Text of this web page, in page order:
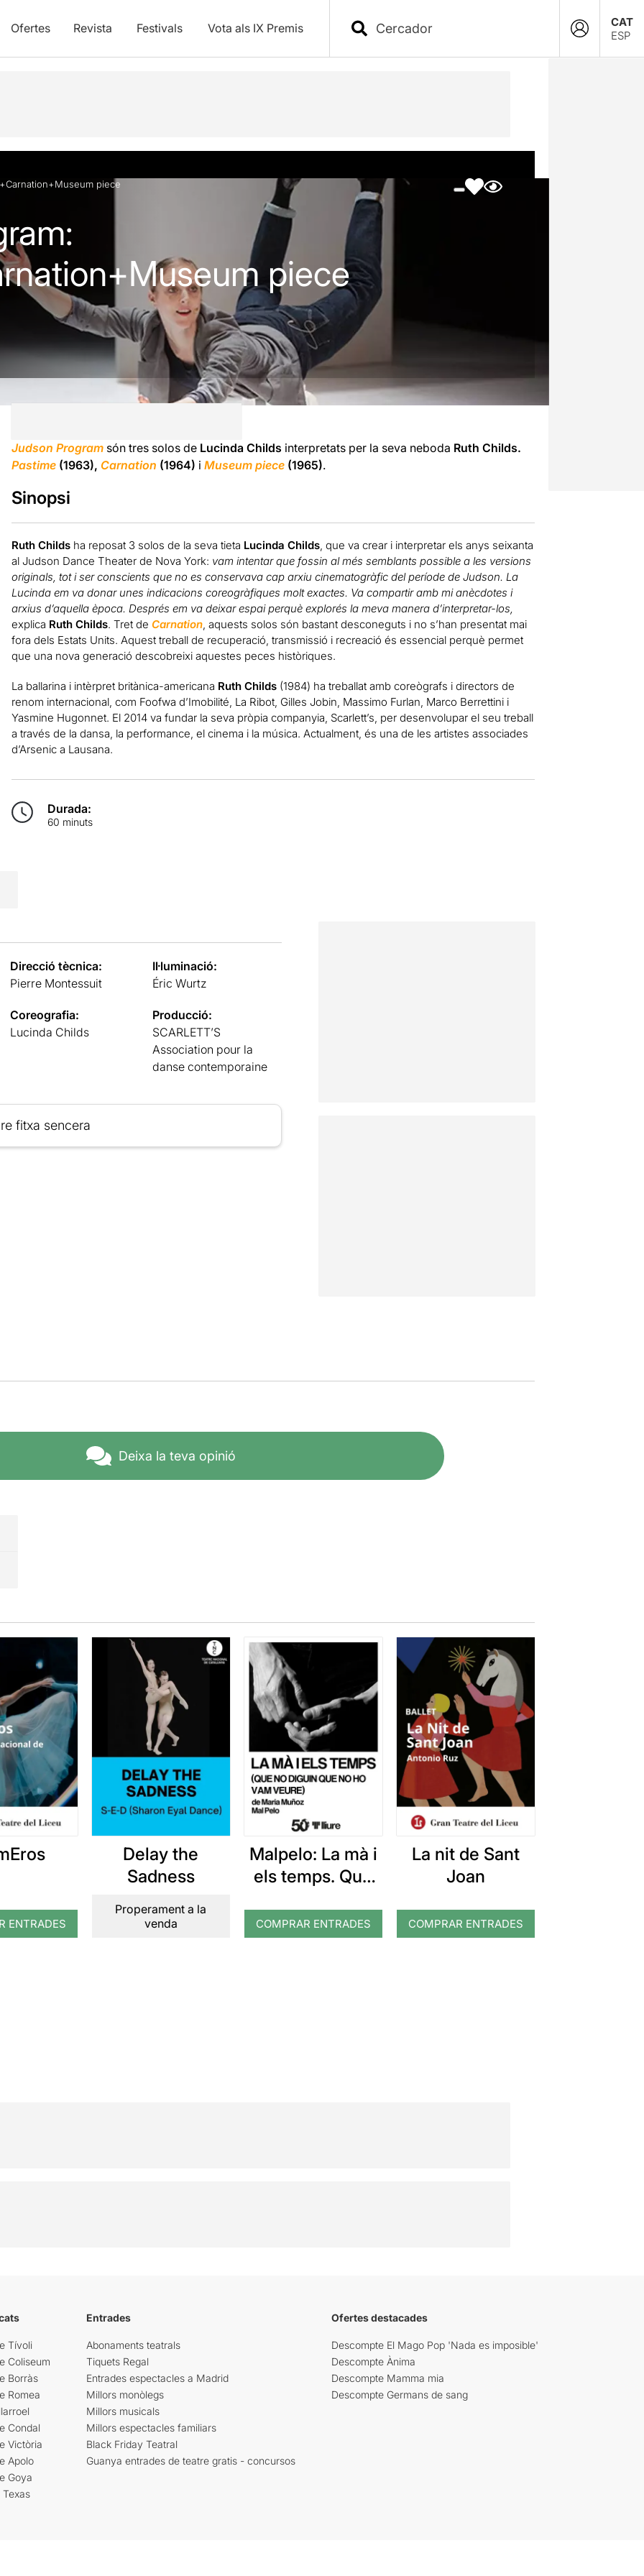
Ofertes Revista Festivals Vota als IX Premis
CAT
ESP
piece
piece
Judson Program són tres solos deLucinda Childs interpretats per la seva neboda Ruth Childs.
Pastime(1963), Carnation (1964) i Museum piece(1965).
Sinopsi
Ruth Childsha reposat 3 solos de la seva tieta Lucinda Childs, que va crear i interpretar els anys seixanta
al Judson Dance Theater de Nova York: vam intentar que fossin al més semblants possible a les versions
originals, tot i ser conscients que no es conservava cap arxiu cinematogràfic del període de Judson. La
Lucinda em va donar unes indicacions coreogràfiques molt exactes. Va compartir amb mi anècdotes i
arxius d’aquella època. Després em va deixar espai perquè explorés la meva manera d’interpretar-los,
explica Ruth Childs. Tret de Carnation, aquests solos són bastant desconeguts i no s’han presentat mai
fora dels Estats Units. Aquest treball de recuperació, transmissió i recreació és essencial perquè permet
que una nova generació descobreixi aquestes peces històriques.
La ballarina i intèrpret britànica-americana Ruth Childs(1984) ha treballat amb coreògrafs i directors de
renom internacional, com Foofwa d’Imobilité, La Ribot, Gilles Jobin, Massimo Furlan, Marco Berrettini i
Yasmine Hugonnet. El 2014 va fundar la seva pròpia companyia, Scarlett’s, per desenvolupar el seu treball
a través de la dansa, la performance, el cinema i la música. Actualment, és una de les artistes associades
d’Arsenic a Lausana.
Durada:
60 minuts
Direcció tècnica:
Pierre Montessuit
Il·luminació:
Éric Wurtz
Coreografia:
Lucinda Childs
Producció:
SCARLETT’S
Association pour la
danse contemporaine
fitxa sencera
Deixa la teva opinió
ENTRADES
Delay the
Sadness
Properament a la
venda
Malpelo: La mà i
els temps. Que
ho vam veure
COMPRAR ENTRADES
La nit de Sant
Joan
COMPRAR ENTRADES
Tívoli
Coliseum
Borràs
Romea
Condal
Victòria
Apolo
Goya
Texas
Entrades
Abonaments teatrals
Tiquets Regal
Entrades espectacles a Madrid
Millors monòlegs
Millors musicals
Millors espectacles familiars
Black Friday Teatral
Guanya entrades de teatre gratis - concursos
Ofertes destacades
Descompte El Mago Pop 'Nada es imposible'
Descompte Ànima
Descompte Mamma mia
Descompte Germans de sang